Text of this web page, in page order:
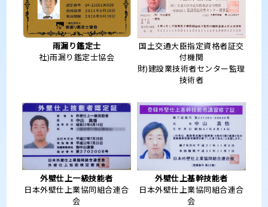
雨漏り鑑定士
社)雨漏り鑑定士協会
国土交通大臣指定資格者証交
付機関
財)建設業技術者センター監理
技術者
外壁仕上一級技能者
日本外壁仕上業協同組合連合
会
外壁仕上基幹技能者
日本外壁仕上業協同組合連合
会